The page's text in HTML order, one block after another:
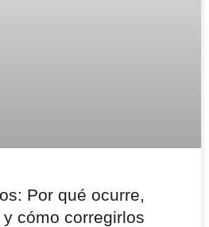
Por qué ocurre,
cómo corregirlos